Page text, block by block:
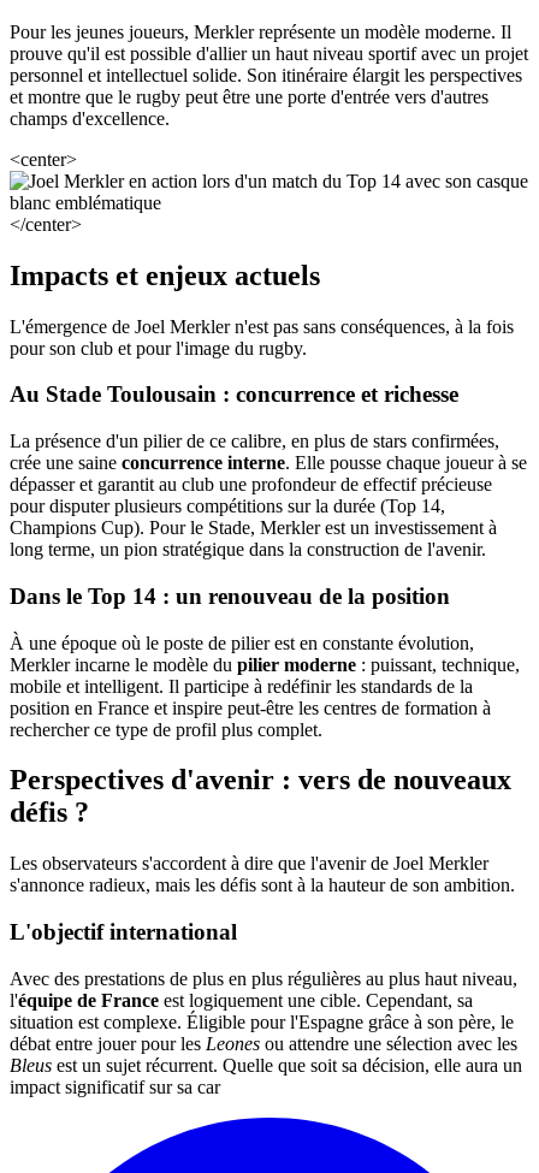
Pour les jeunes joueurs, Merkler représente un modèle moderne. Il
prouve qu'il est possible d'allier un haut niveau sportif avec un projet
personnel et intellectuel solide. Son itinéraire élargit les perspectives
et montre que le rugby peut être une porte d'entrée vers d'autres
champs d'excellence.
<center>
</center>
Impacts et enjeux actuels
L'émergence de Joel Merkler n'est pas sans conséquences, à la fois
pour son club et pour l'image du rugby.
Au Stade Toulousain : concurrence et richesse
La présence d'un pilier de ce calibre, en plus de stars confirmées,
crée une saine concurrence interne. Elle pousse chaque joueur à se
dépasser et garantit au club une profondeur de effectif précieuse
pour disputer plusieurs compétitions sur la durée (Top 14,
Champions Cup). Pour le Stade, Merkler est un investissement à
long terme, un pion stratégique dans la construction de l'avenir.
Dans le Top 14 : un renouveau de la position
À une époque où le poste de pilier est en constante évolution,
Merkler incarne le modèle du pilier moderne : puissant, technique,
mobile et intelligent. Il participe à redéfinir les standards de la
position en France et inspire peut-être les centres de formation à
rechercher ce type de profil plus complet.
Perspectives d'avenir : vers de nouveaux
défis ?
Les observateurs s'accordent à dire que l'avenir de Joel Merkler
s'annonce radieux, mais les défis sont à la hauteur de son ambition.
L'objectif international
Avec des prestations de plus en plus régulières au plus haut niveau,
l'équipe de France est logiquement une cible. Cependant, sa
situation est complexe. Éligible pour l'Espagne grâce à son père, le
débat entre jouer pour les Leones ou attendre une sélection avec les
Bleus est un sujet récurrent. Quelle que soit sa décision, elle aura un
impact significatif sur sa car